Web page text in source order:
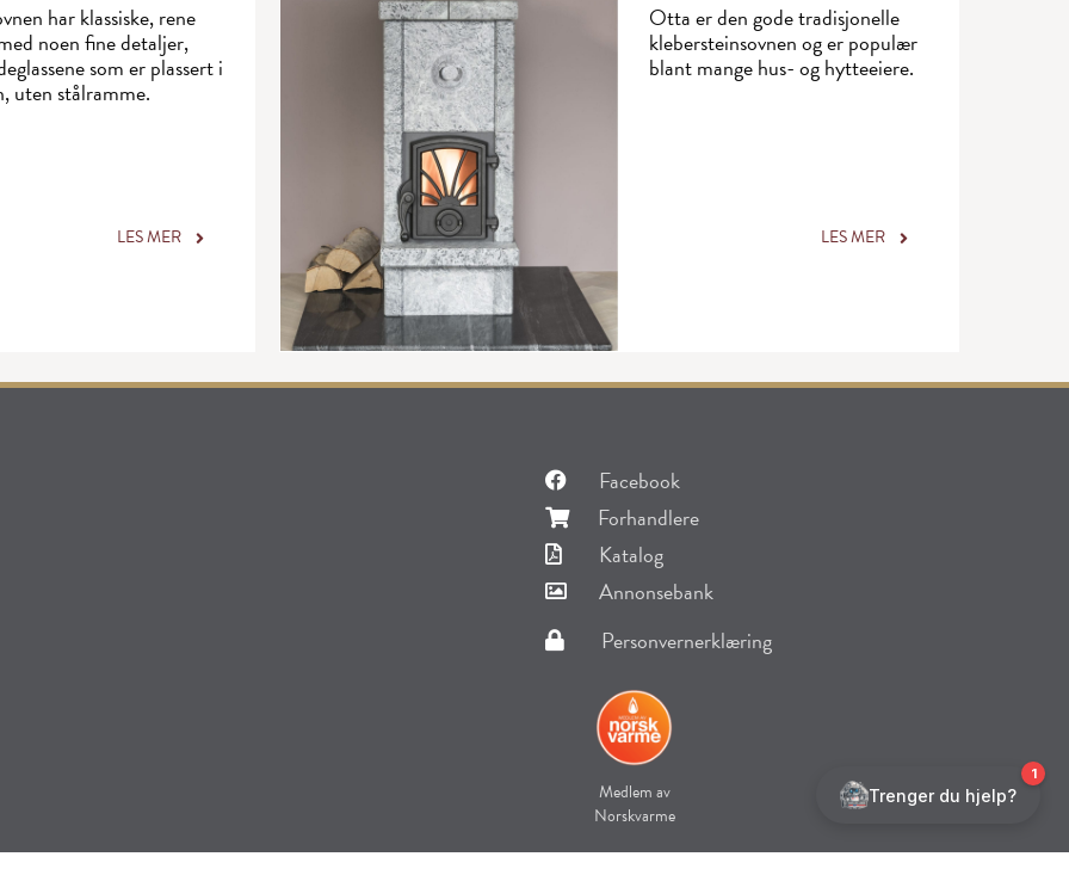
har klassiske, rene
noen fine detaljer,
som er plassert i
uten stålramme.
LES MER
Otta er den gode tradisjonelle
klebersteinsovnen og er populær
blant mange hus- og hytteeiere.
LES MER
Facebook
Forhandlere
Katalog
Annonsebank
Personvernerklæring
Medlem av
Norskvarme